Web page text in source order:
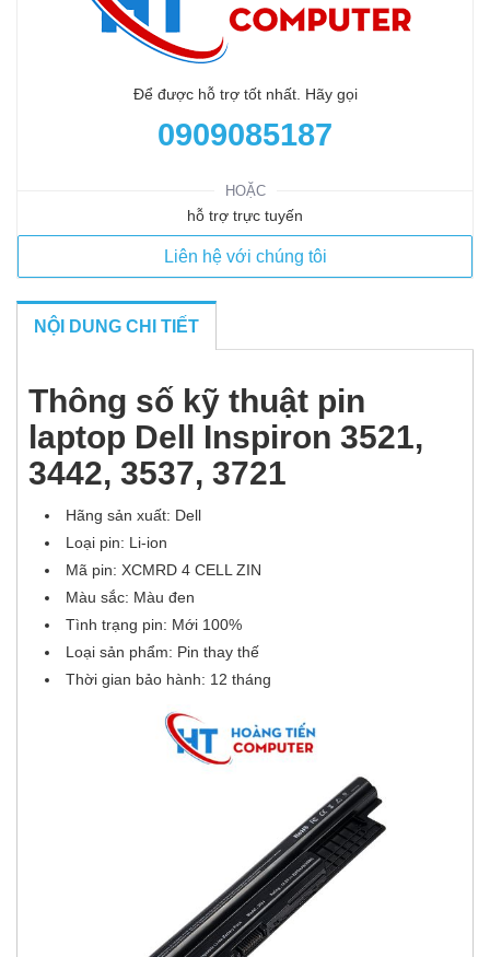
Để được hỗ trợ tốt nhất. Hãy gọi
0909085187
HOẶC
hỗ trợ trực tuyến
Liên hệ với chúng tôi
NỘI DUNG CHI TIẾT
Thông số kỹ thuật pin
laptop Dell Inspiron 3521,
3442, 3537, 3721
Hãng sản xuất: Dell
Loại pin: Li-ion
Mã pin: XCMRD 4 CELL ZIN
Màu sắc: Màu đen
Tình trạng pin: Mới 100%
Loại sản phẩm: Pin thay thế
Thời gian bảo hành: 12 tháng